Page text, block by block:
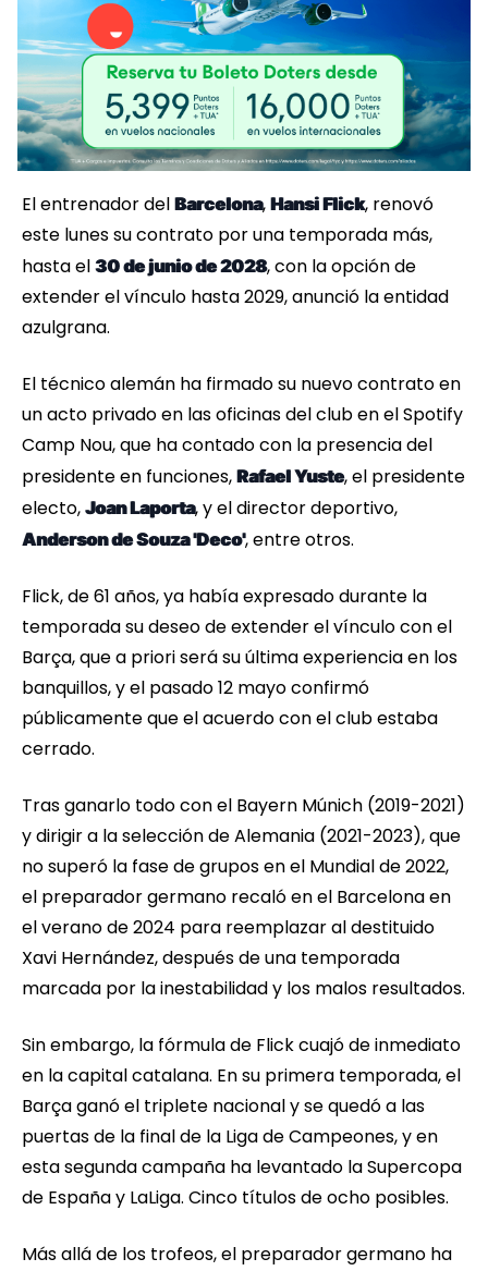
El entrenador del Barcelona, Hansi Flick, renovó
este lunes su contrato por una temporada más,
hasta el 30 de junio de 2028, con la opción de
extender el vínculo hasta 2029, anunció la entidad
azulgrana.
El técnico alemán ha firmado su nuevo contrato en
un acto privado en las oficinas del club en el Spotify
Camp Nou, que ha contado con la presencia del
presidente en funciones, Rafael Yuste, el presidente
electo, Joan Laporta, y el director deportivo,
Anderson de Souza 'Deco', entre otros.
Flick, de 61 años, ya había expresado durante la
temporada su deseo de extender el vínculo con el
Barça, que a priori será su última experiencia en los
banquillos, y el pasado 12 mayo confirmó
públicamente que el acuerdo con el club estaba
cerrado.
Tras ganarlo todo con el Bayern Múnich (2019-2021)
y dirigir a la selección de Alemania (2021-2023), que
no superó la fase de grupos en el Mundial de 2022,
el preparador germano recaló en el Barcelona en
el verano de 2024 para reemplazar al destituido
Xavi Hernández, después de una temporada
marcada por la inestabilidad y los malos resultados.
Sin embargo, la fórmula de Flick cuajó de inmediato
en la capital catalana. En su primera temporada, el
Barça ganó el triplete nacional y se quedó a las
puertas de la final de la Liga de Campeones, y en
esta segunda campaña ha levantado la Supercopa
de España y LaLiga. Cinco títulos de ocho posibles.
Más allá de los trofeos, el preparador germano ha